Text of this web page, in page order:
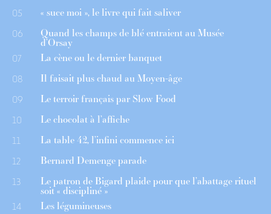
05 « suce moi », le livre qui fait saliver
06 Quand les champs de blé entraient au Musée
d’Orsay
07 La cène ou le dernier banquet
08 Il faisait plus chaud au Moyen-âge
09 Le terroir français par Slow Food
10 Le chocolat à l’affiche
11 La table 42, l’infini commence ici
12 Bernard Demenge parade
13 Le patron de Bigard plaide pour que l’abattage rituel
soit « discipliné »
14 Les légumineuses